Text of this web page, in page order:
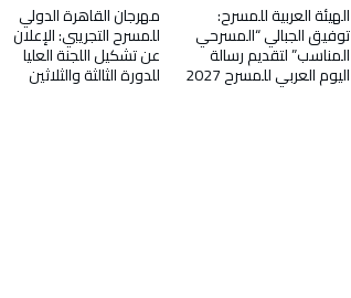
مهرجان القاهرة الدولي
للمسرح التجريبي: الإعلان
عن تشكيل اللجنة العليا
للدورة الثالثة والثلاثين
الهيئة العربية للمسرح:
توفيق الجبالي “المسرحي
المناسب” لتقديم رسالة
اليوم العربي للمسرح 2027